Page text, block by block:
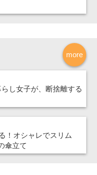
more
し女子が、断捨離する
！オシャレでスリム
傘立て